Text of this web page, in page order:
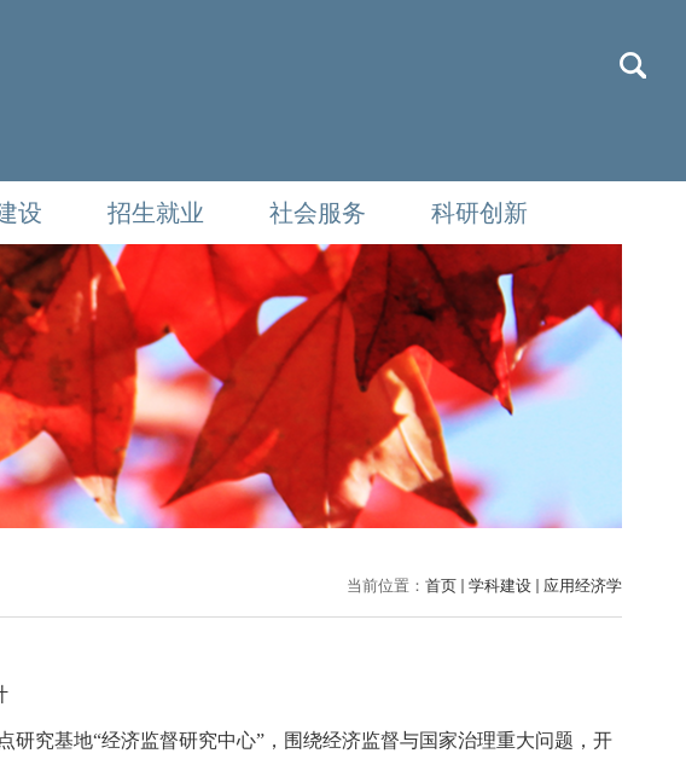
设 招生就业 社会服务 科研创新
当前位置： 首页 学科建设 应用经济学
研究基地“经济监督研究中心”， 围绕经济监督与国家治理重大问题， 开